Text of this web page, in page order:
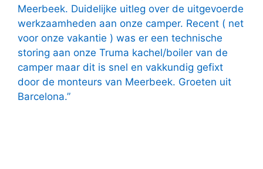
Meerbeek. Duidelijke uitleg over de uitgevoerde
werkzaamheden aan onze camper. Recent ( net
voor onze vakantie ) was er een technische
storing aan onze Truma kachel/boiler van de
camper maar dit is snel en vakkundig gefixt
door de monteurs van Meerbeek. Groeten uit
Barcelona.”